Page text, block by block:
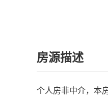
房源描述
个人房非中介，本